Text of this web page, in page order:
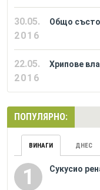
30.05.
2016
Общо
22.05.
2016
Хрипове
ПОПУЛЯРНО:
ВИНАГИ ДНЕС
1 Сукусио